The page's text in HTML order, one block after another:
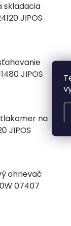
skladacia
JIPOS
JIPOS
na
JIPOS
ohrievač
07407